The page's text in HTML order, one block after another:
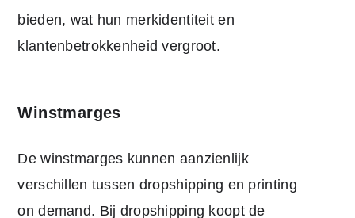
bieden, wat hun merkidentiteit en
klantenbetrokkenheid vergroot.
Winstmarges
De winstmarges kunnen aanzienlijk
verschillen tussen dropshipping en printing
on demand. Bij dropshipping koopt de